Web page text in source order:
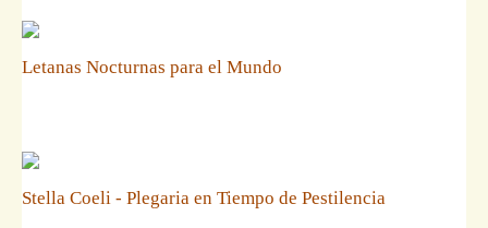
Letanas Nocturnas para el Mundo
Stella Coeli - Plegaria en Tiempo de Pestilencia